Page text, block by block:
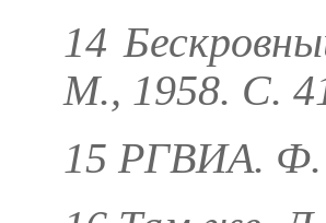
14
М., 1958. С.
15 РГВИА. Ф.